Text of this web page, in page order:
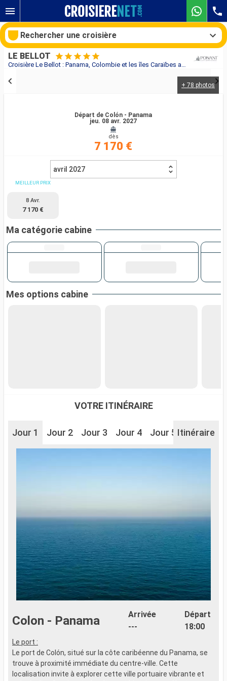
Croisière Le Bellot : Panama, Colombie et les îles Caraïbes au départ de Colón - Panama
LE BELLOT
+ 78 photos
Départ de Colón - Panama
jeu. 08 avr. 2027
dès
7 170 €
avril 2027
MEILLEUR PRIX
8 Avr.
7 170 €
Ma catégorie cabine
Mes options cabine
VOTRE ITINÉRAIRE
Jour 1 Jour 2 Jour 3 Jour 4 Jour 5 Jour 6
Itinéraire
Colon - Panama
Arrivée
---
Départ
18:00
Le port :
Le port de Colón, situé sur la côte caribéenne du Panama, se
trouve à proximité immédiate du centre-ville. Cette
localisation invite à explorer cette ville portuaire vibrante et
Rechercher une croisière
Rechercher